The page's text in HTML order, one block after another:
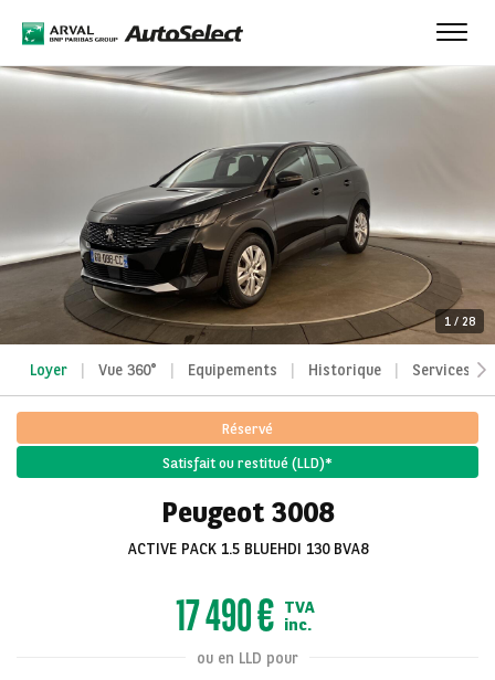
1 / 28
Loyer Vue 360° Equipements Historique Services
Réservé
Satisfait ou restitué (LLD)*
Peugeot 3008
ACTIVE PACK 1.5 BLUEHDI 130 BVA8
17 490 € TVA
inc.
ou en LLD pour